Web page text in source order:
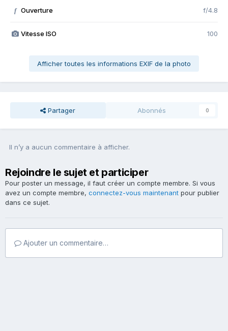
f Ouverture f/4.8
Vitesse ISO 100
Afficher toutes les informations EXIF de la photo
Partager Abonnés 0
Il n’y a aucun commentaire à afficher.
Rejoindre le sujet et participer
Pour poster un message, il faut créer un compte membre. Si vous
avez un compte membre, connectez-vous maintenant pour publier
dans ce sujet.
Ajouter un commentaire…